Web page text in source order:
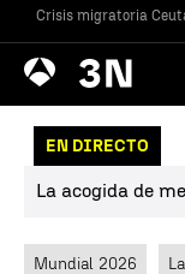
Crisis migratoria
Antena
3 Noticias
EN DIRECTO
La acogida de
Mundial 2026